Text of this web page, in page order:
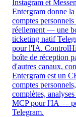
Instagram et
Entergram donne
comptes
réellement — une
ticketing natif
pour l'IA.
boîte de réception
d'autres canaux,
Entergram est un
comptes
complètes,
MCP pour l'IA —
Telegram.